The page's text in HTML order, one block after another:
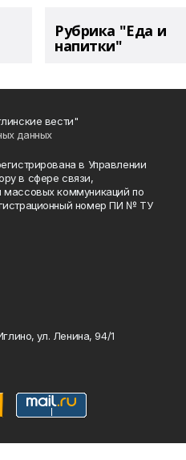
Рубрика "Еда и
напитки"
вести"
данных
в Управлении
в сфере связи,
массовых коммуникаций по
номер ПИ № ТУ
ул. Ленина, 94/1